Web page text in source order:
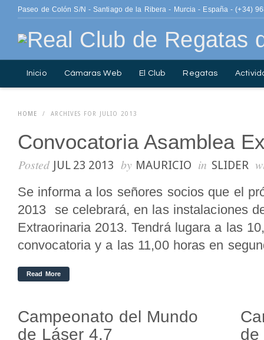
Paseo de Colón S/N - Santiago de la Ribera - Murcia - España - (+34)
Inicio Cámaras Web El Club Regatas
HOME / ARCHIVES FOR JULIO 2013
Convocatoria Asamblea
Posted JUL 23 2013 by MAURICIO in SLIDER
Se informa a los señores socios que el
2013 se celebrará, en las instalaciones
Extraorinaria 2013. Tendrá lugara a las
convocatoria y a las 11,00 horas en
Read More
Campeonato del Mundo
de Láser 4.7
de